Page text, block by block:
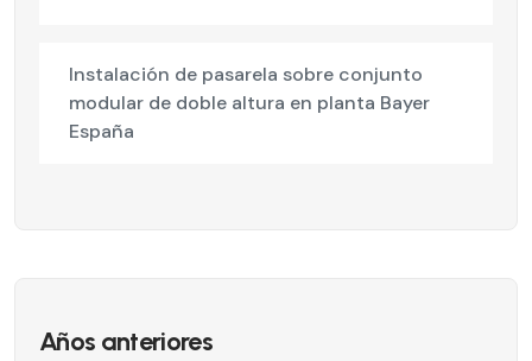
Instalación de pasarela sobre conjunto
modular de doble altura en planta Bayer
España
Años anteriores